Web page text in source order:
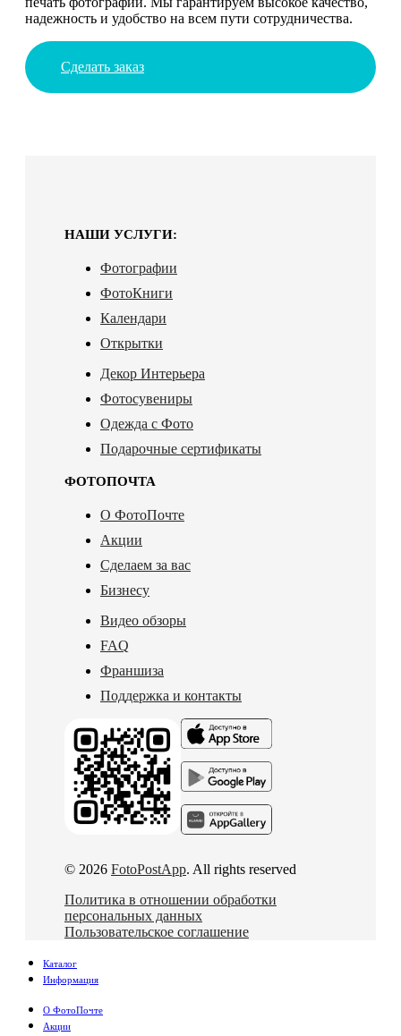
надежность и удобство на всем пути сотрудничества.
Сделать заказ
НАШИ УСЛУГИ:
Фотографии
ФотоКниги
Календари
Открытки
Декор Интерьера
Фотосувениры
Одежда с Фото
Подарочные сертификаты
ФОТОПОЧТА
О ФотоПочте
Акции
Сделаем за вас
Бизнесу
Видео обзоры
FAQ
Франшиза
Поддержка и контакты
© 2026 FotoPostApp. All rights reserved
Политика в отношении обработки
персональных данных
Пользовательское соглашение
Каталог
Информация
О ФотоПочте
Акции